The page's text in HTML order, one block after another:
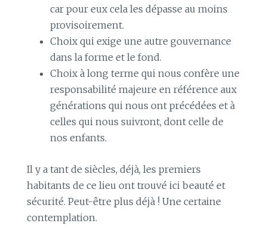
car pour eux cela les dépasse au moins
provisoirement.
Choix qui exige une autre gouvernance
dans la forme et le fond.
Choix à long terme qui nous confère une
responsabilité majeure en référence aux
générations qui nous ont précédées et à
celles qui nous suivront, dont celle de
nos enfants.
Il y a tant de siècles, déjà, les premiers
habitants de ce lieu ont trouvé ici beauté et
sécurité. Peut-être plus déjà ! Une certaine
contemplation.